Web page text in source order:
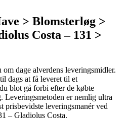
> Blomsterløg >
Costa – 131 >
dage alverdens leveringsmidler.
dags at få leveret til et
blot gå forbi efter de købte
Leveringsmetoden er nemlig ultra
prisbevidste leveringsmanér ved
– Gladiolus Costa.